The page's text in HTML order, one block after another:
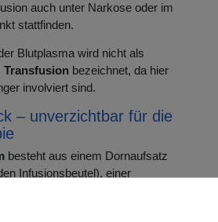
auch unter Narkose oder im
stattfinden.
Blutplasma wird nicht als
Transfusion bezeichnet, da hier
involviert sind.
– unverzichtbar für die
besteht aus einem Dornaufsatz
Infusionsbeutel), einer
Infusionsschlauch.